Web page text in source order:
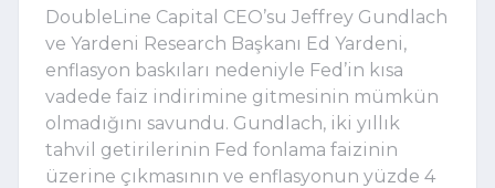
DoubleLine Capital CEO’su Jeffrey Gundlach
ve Yardeni Research Başkanı Ed Yardeni,
enflasyon baskıları nedeniyle Fed’in kısa
vadede faiz indirimine gitmesinin mümkün
olmadığını savundu. Gundlach, iki yıllık
tahvil getirilerinin Fed fonlama faizinin
üzerine çıkmasının ve enflasyonun yüzde 4